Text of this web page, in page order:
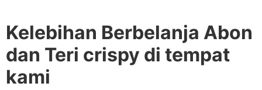
Kelebihan Berbelanja Abon
dan Teri crispy di tempat
kami